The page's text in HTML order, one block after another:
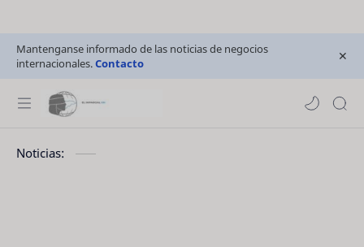
Mantenganse informado de las noticias de negocios
internacionales.Contacto
Noticias: